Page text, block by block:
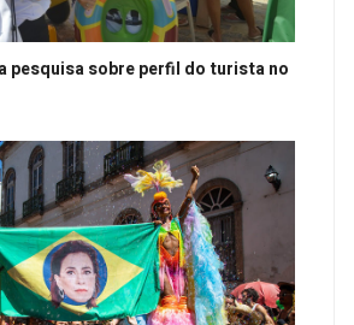
pesquisa sobre perfil do turista no